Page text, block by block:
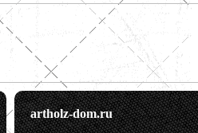
artholz-dom.ru